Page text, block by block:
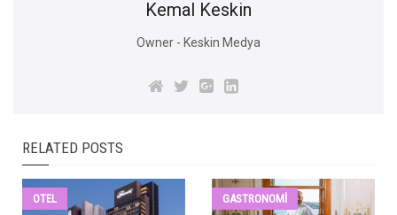
Kemal Keskin
Owner - Keskin Medya
RELATED POSTS
OTEL GASTRONOMI